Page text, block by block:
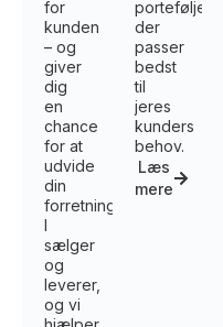
for
kunden
– og
giver
dig
en
chance
for at
udvide
din
forretning.
I
sælger
og
leverer,
og vi
portefølje,
der
passer
bedst
til
jeres
kunders
behov.
Læs
mere